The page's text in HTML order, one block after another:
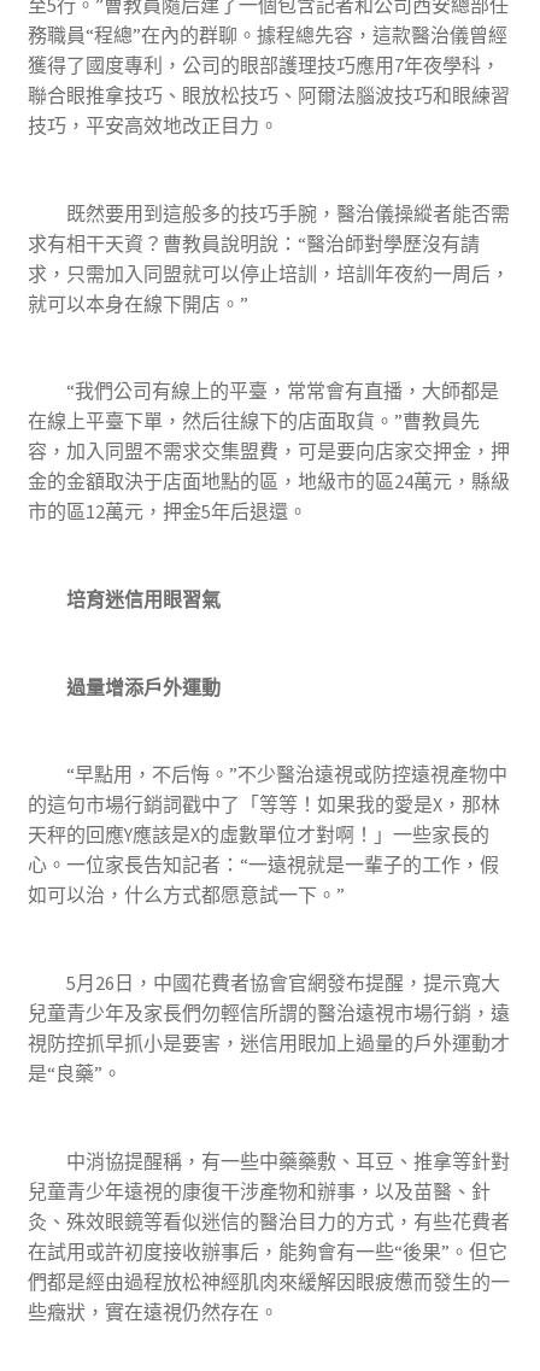
至5行。”曹教員隨后建了一個包含記者和公司西安總部任
務職員“程總”在內的群聊。據程總先容，這款醫治儀曾經
獲得了國度專利，公司的眼部護理技巧應用7年夜學科，
聯合眼推拿技巧、眼放松技巧、阿爾法腦波技巧和眼練習
技巧，平安高效地改正目力。
既然要用到這般多的技巧手腕，醫治儀操縱者能否需
求有相干天資？曹教員說明說：“醫治師對學歷沒有請
求，只需加入同盟就可以停止培訓，培訓年夜約一周后，
就可以本身在線下開店。”
“我們公司有線上的平臺，常常會有直播，大師都是
在線上平臺下單，然后往線下的店面取貨。”曹教員先
容，加入同盟不需求交集盟費，可是要向店家交押金，押
金的金額取決于店面地點的區，地級市的區24萬元，縣級
市的區12萬元，押金5年后退還。
培育迷信用眼習氣
過量增添戶外運動
“早點用，不后悔。”不少醫治遠視或防控遠視產物中
的這句市場行銷詞戳中了「等等！如果我的愛是X，那林
天秤的回應Y應該是X的虛數單位才對啊！」一些家長的
心。一位家長告知記者：“一遠視就是一輩子的工作，假
如可以治，什么方式都愿意試一下。”
5月26日，中國花費者協會官網發布提醒，提示寬大
兒童青少年及家長們勿輕信所謂的醫治遠視市場行銷，遠
視防控抓早抓小是要害，迷信用眼加上過量的戶外運動才
是“良藥”。
中消協提醒稱，有一些中藥藥敷、耳豆、推拿等針對
兒童青少年遠視的康復干涉產物和辦事，以及苗醫、針
灸、殊效眼鏡等看似迷信的醫治目力的方式，有些花費者
在試用或許初度接收辦事后，能夠會有一些“後果”。但它
們都是經由過程放松神經肌肉來緩解因眼疲憊而發生的一
些癥狀，實在遠視仍然存在。